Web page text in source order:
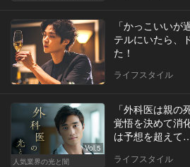
「かっこいい
テルにいたら、
た！
ライフスタイル
Vol.5
人気業界の光と闇
「外科医は親の
覚悟を決めて消
は予想を超えて
ライフスタイル